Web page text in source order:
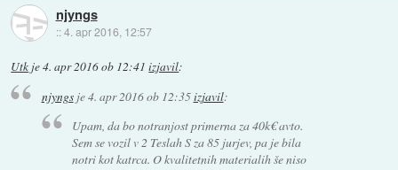
njyngs
::4. apr 2016, 12:57
Utk je4. apr 2016 ob 12:41 izjavil:
njyngsje4. apr 2016 ob 12:35izjavil:
Upam, da bo notranjost primerna za 40k€ avto.
Sem se vozil v 2 Teslah S za 85 jurjev, pa je bila
notri kot katrca. O kvalitetnih materialih še niso